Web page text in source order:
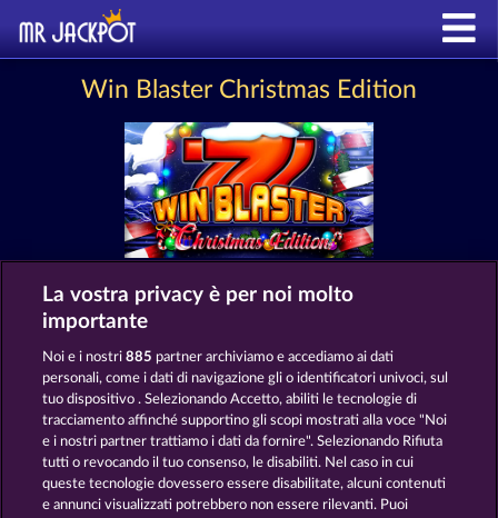
Win Blaster Christmas Edition
Termini e condizioni
Informativa sulla privacy e cookies
Note legali Società FAQ
Invia richiesta di recesso
La vostra privacy è per noi molto
importante
Noi e i nostri885 partner archiviamo e accediamo ai dati
personali, come i dati di navigazione gli o identificatori univoci, sul
tuo dispositivo . Selezionando Accetto, abiliti le tecnologie di
tracciamento affinché supportino gli scopi mostrati alla voce "Noi
e i nostri partner trattiamo i dati da fornire". Selezionando Rifiuta
tutti o revocando il tuo consenso, le disabiliti. Nel caso in cui
queste tecnologie dovessero essere disabilitate, alcuni contenuti
e annunci visualizzati potrebbero non essere rilevanti. Puoi